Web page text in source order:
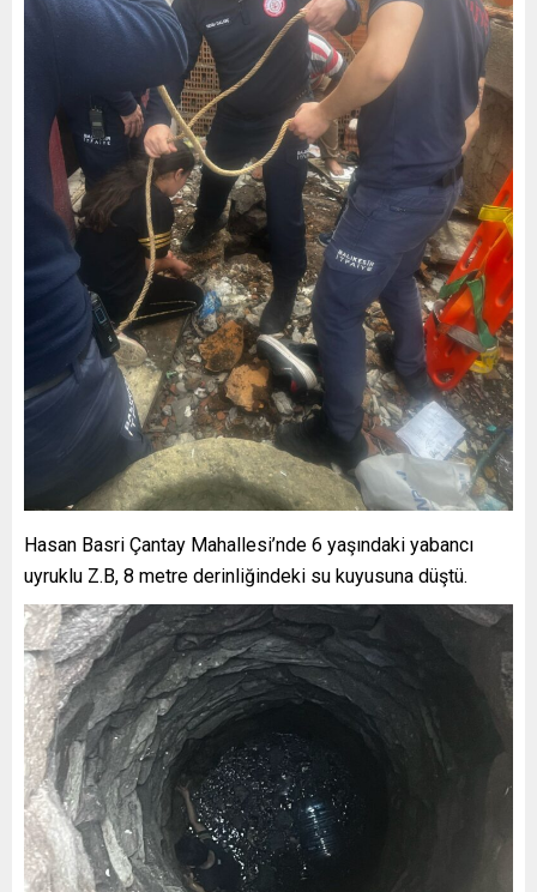
Hasan Basri Çantay Mahallesi’nde 6 yaşındaki yabancı
uyruklu Z.B, 8 metre derinliğindeki su kuyusuna düştü.